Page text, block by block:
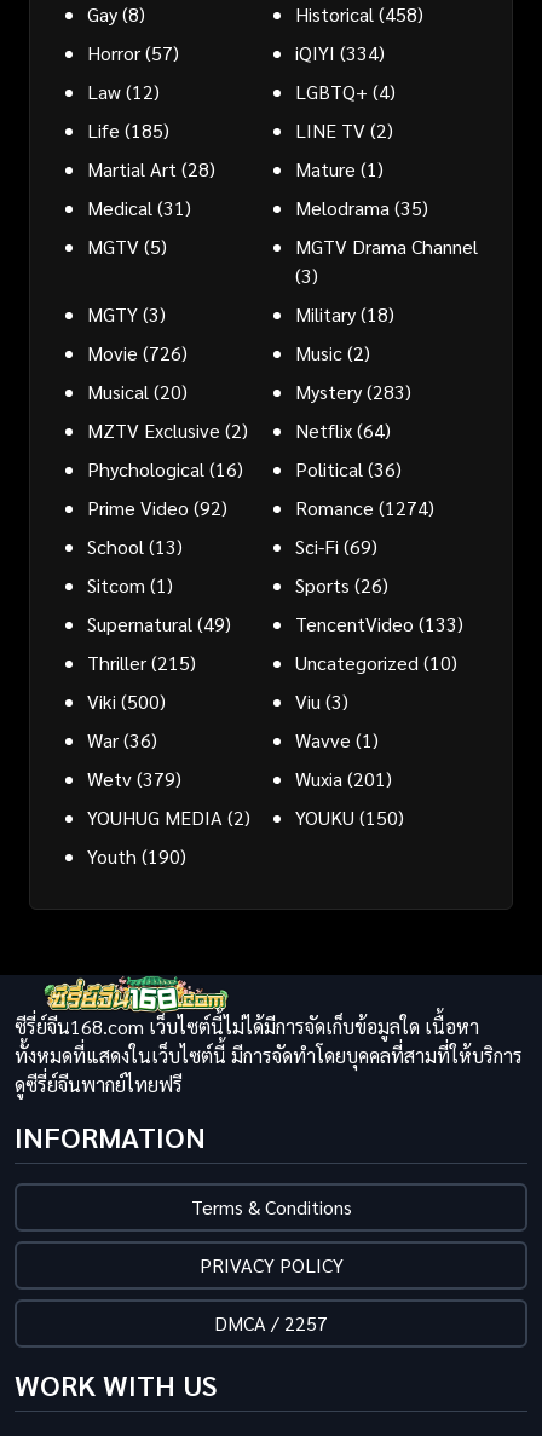
Gay(8) Historical(458)
Horror(57) iQIYI (334)
Law(12) LGBTQ+ (4)
Life (185) LINE TV(2)
Martial Art(28) Mature (1)
Medical(31) Melodrama(35)
MGTV(5)
MGTV Drama Channel
(3)
MGTY(3) Military(18)
Movie (726) Music(2)
Musical(20) Mystery(283)
MZTV Exclusive (2) Netflix(64)
Phychological(16) Political(36)
Prime Video (92) Romance (1274)
School(13) Sci-Fi (69)
Sitcom (1) Sports (26)
Supernatural(49) TencentVideo (133)
Thriller(215) Uncategorized(10)
Viki (500) Viu(3)
War(36) Wavve (1)
Wetv(379) Wuxia(201)
YOUHUG MEDIA(2) YOUKU (150)
Youth (190)
ซีรี่ย์จีน168.com เว็บไซต์นี้ไม่ได้มีการจัดเก็บข้อมูลใด เนื้อหา
ทั้งหมดที่แสดงในเว็บไซต์นี้ มีการจัดทำโดยบุคคลที่สามที่ให้บริการ
ดูซีรี่ย์จีนพากย์ไทยฟรี
INFORMATION
Terms & Conditions
PRIVACY POLICY
DMCA / 2257
WORK WITH US